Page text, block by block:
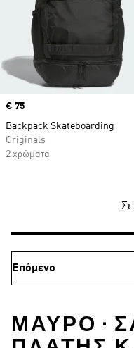
Price
€ 75
Backpack Skateboarding
Originals
2 χρώματα
Επόμενο
ΜΑΎΡΟ •